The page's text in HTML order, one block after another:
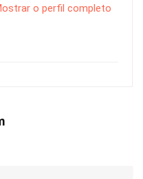
o perfil completo